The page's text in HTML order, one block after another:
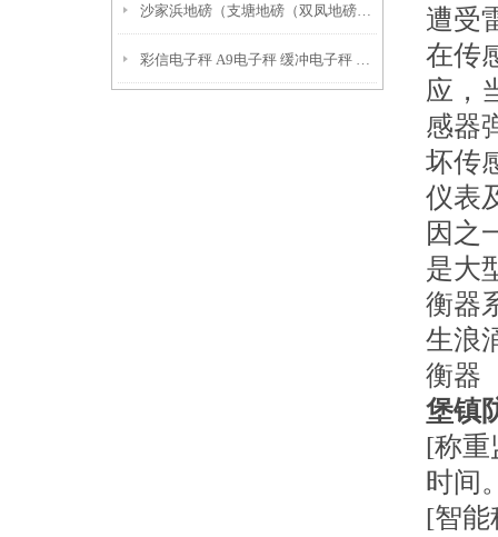
沙家浜地磅（支塘地磅（双凤地磅）高照地磅
彩信电子秤 A9电子秤 缓冲电子秤 鼓桶秤
遭受
在传
应，
感器
坏传
仪表
因之
是大
衡器
生浪
衡器
堡镇
[称重
时间
[智能